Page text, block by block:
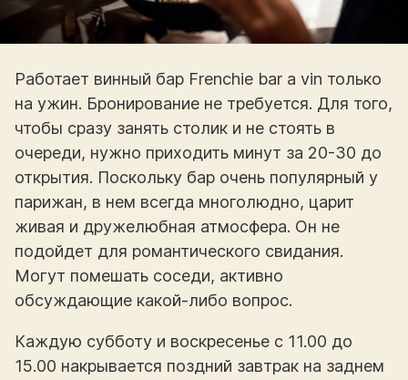
Работает винный бар Frenchie bar a vin только
на ужин. Бронирование не требуется. Для того,
чтобы сразу занять столик и не стоять в
очереди, нужно приходить минут за 20-30 до
открытия. Поскольку бар очень популярный у
парижан, в нем всегда многолюдно, царит
живая и дружелюбная атмосфера. Он не
подойдет для романтического свидания.
Могут помешать соседи, активно
обсуждающие какой-либо вопрос.
Каждую субботу и воскресенье с 11.00 до
15.00 накрывается поздний завтрак на заднем